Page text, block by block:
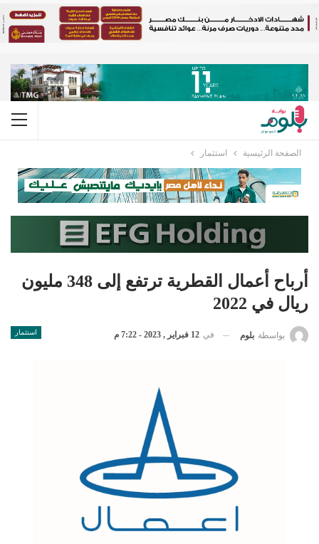
الصفحة الرئيسية استثمار
أرباح أعمال القطرية ترتفع إلى 348 مليون
ريال في 2022
استثمار بواسطة بلوم في 12 فبراير , 2023 - 7:22 م